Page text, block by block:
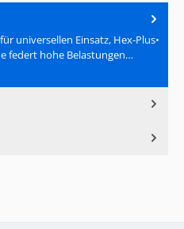
universellen Einsatz, Hex-Plus•
federt hohe Belastungen…